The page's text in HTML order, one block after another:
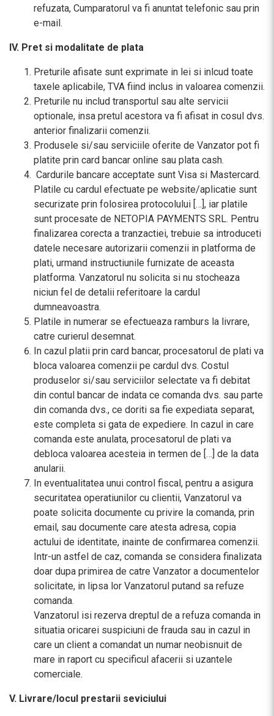
refuzata, Cumparatorul va fi anuntat telefonic sau prin
e-mail.
IV. Pret si modalitate de plata
Preturile afisate sunt exprimate in lei si inlcud toate
taxele aplicabile, TVA fiind inclus in valoarea comenzii.
Preturile nu includ transportul sau alte servicii
optionale, insa pretul acestora va fi afisat in cosul dvs.
anterior finalizarii comenzii.
Produsele si/sau serviciile oferite de Vanzator pot fi
platite prin card bancar online sau plata cash.
Cardurile bancare acceptate sunt Visa si Mastercard.
Platile cu cardul efectuate pe website/aplicatie sunt
securizate prin folosirea protocolului […], iar platile
sunt procesate de NETOPIA PAYMENTS SRL. Pentru
finalizarea corecta a tranzactiei, trebuie sa introduceti
datele necesare autorizarii comenzii in platforma de
plati, urmand instructiunile furnizate de aceasta
platforma. Vanzatorul nu solicita si nu stocheaza
niciun fel de detalii referitoare la cardul
dumneavoastra.
Platile in numerar se efectueaza ramburs la livrare,
catre curierul desemnat.
In cazul platii prin card bancar, procesatorul de plati va
bloca valoarea comenzii pe cardul dvs. Costul
produselor si/sau serviciilor selectate va fi debitat
din contul bancar de indata ce comanda dvs. sau parte
din comanda dvs., ce doriti sa fie expediata separat,
este completa si gata de expediere. In cazul in care
comanda este anulata, procesatorul de plati va
debloca valoarea acesteia in termen de […] de la data
anularii.
In eventualitatea unui control fiscal, pentru a asigura
securitatea operatiunilor cu clientii, Vanzatorul va
poate solicita documente cu privire la comanda, prin
email, sau documente care atesta adresa, copia
actului de identitate, inainte de confirmarea comenzii.
Intr-un astfel de caz, comanda se considera finalizata
doar dupa primirea de catre Vanzator a documentelor
solicitate, in lipsa lor Vanzatorul putand sa refuze
comanda.
Vanzatorul isi rezerva dreptul de a refuza comanda in
situatia oricarei suspiciuni de frauda sau in cazul in
care un client a comandat un numar neobisnuit de
mare in raport cu specificul afacerii si uzantele
comerciale.
V. Livrare/locul prestarii seviciului